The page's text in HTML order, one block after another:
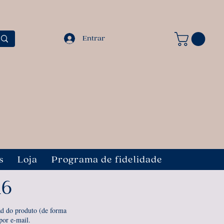
Entrar
Loja Programa de fidelidade
do produto (de forma
e-mail.